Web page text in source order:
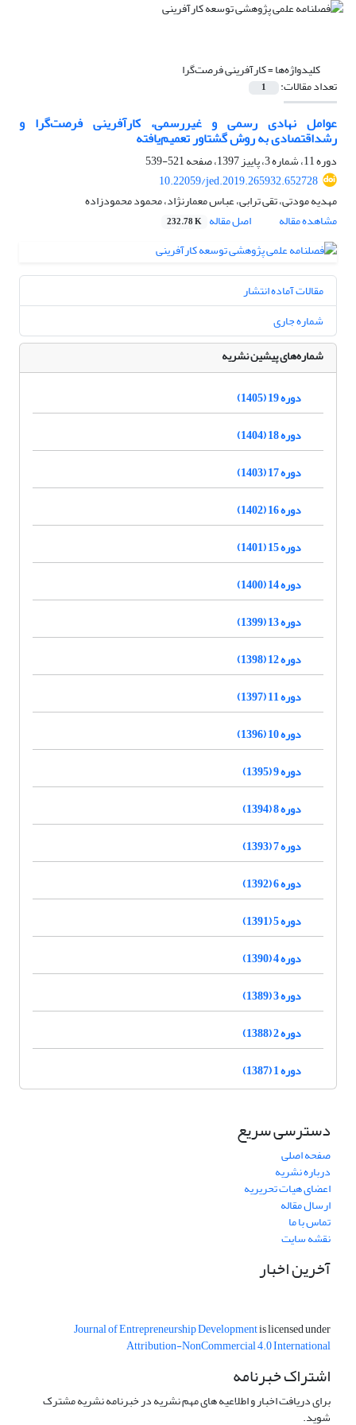
کلیدواژه‌ها =کارآفرینی فرصت‌گرا
تعداد مقالات: 1
عوامل نهادی رسمی و غیررسمی، کارآفرینی فرصت‌گرا و
رشداقتصادی به روش گشتاور تعمیم‌یافته
دوره 11، شماره 3، پاییز 1397، صفحه
521-539
10.22059/jed.2019.265932.652728
مهدیه مودتی، تقی ترابی، عباس معمارنژاد، محمود محمودزاده
مشاهده مقاله
اصل مقاله 232.78 K
مقالات آماده انتشار
شماره جاری
شماره‌های پیشین نشریه
دوره 19 (1405)
دوره 18 (1404)
دوره 17 (1403)
دوره 16 (1402)
دوره 15 (1401)
دوره 14 (1400)
دوره 13 (1399)
دوره 12 (1398)
دوره 11 (1397)
دوره 10 (1396)
دوره 9 (1395)
دوره 8 (1394)
دوره 7 (1393)
دوره 6 (1392)
دوره 5 (1391)
دوره 4 (1390)
دوره 3 (1389)
دوره 2 (1388)
دوره 1 (1387)
دسترسی سریع
صفحه اصلی
درباره نشریه
اعضای هیات تحریریه
ارسال مقاله
تماس با ما
نقشه سایت
آخرین اخبار
Journal of Entrepreneurship Developmentis licensed under
Attribution-NonCommercial 4.0 International
اشتراک خبرنامه
برای دریافت اخبار و اطلاعیه های مهم نشریه در خبرنامه نشریه مشترک
شوید.